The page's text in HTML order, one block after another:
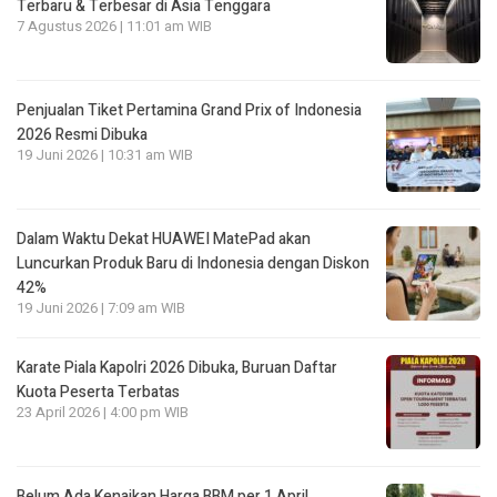
Terbaru & Terbesar di Asia Tenggara
7 Agustus 2026 | 11:01 am WIB
Penjualan Tiket Pertamina Grand Prix of Indonesia
2026 Resmi Dibuka
19 Juni 2026 | 10:31 am WIB
Dalam Waktu Dekat HUAWEI MatePad akan
Luncurkan Produk Baru di Indonesia dengan Diskon
42%
19 Juni 2026 | 7:09 am WIB
Karate Piala Kapolri 2026 Dibuka, Buruan Daftar
Kuota Peserta Terbatas
23 April 2026 | 4:00 pm WIB